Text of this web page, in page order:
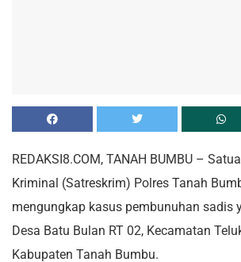
REDAKSI8.COM, TANAH BUMBU –
Kriminal (Satreskrim) Polres Tanah
mengungkap kasus pembunuhan sadis
Desa Batu Bulan RT 02, Kecamatan
Kabupaten Tanah Bumbu.